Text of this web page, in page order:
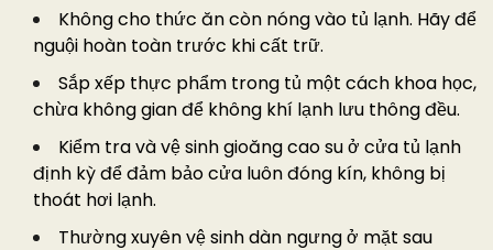
Không cho thức ăn còn nóng vào tủ lạnh. Hãy để
nguội hoàn toàn trước khi cất trữ.
Sắp xếp thực phẩm trong tủ một cách khoa học,
chừa không gian để không khí lạnh lưu thông đều.
Kiểm tra và vệ sinh gioăng cao su ở cửa tủ lạnh
định kỳ để đảm bảo cửa luôn đóng kín, không bị
thoát hơi lạnh.
Thường xuyên vệ sinh dàn ngưng ở mặt sau